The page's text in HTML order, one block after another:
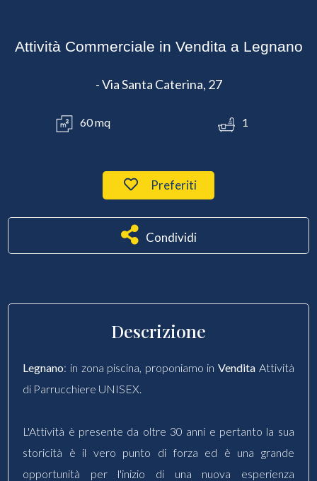
Attività Commerciale in Vendita a Legnano
- Via Santa Caterina, 27
60 mq 1
Preferiti
Condividi
Descrizione
Legnano: in zona piscina, proponiamo inVendita Attività
di Parrucchiere UNISEX.
L'Attività è presente da oltre 30 anni e pertanto la sua
storicità è il vero punto di forza ed è una grande
opportunità per l'inizio di una nuova esperienza